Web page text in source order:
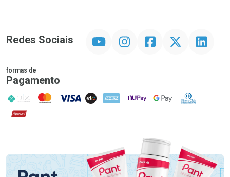
Redes Sociais InstagramFacebookTwitter Linkedin
formas de
Pagamento
PIX MasterCard
VISA ELO AMEX NuPay Google PayDiners Club
Hipercard